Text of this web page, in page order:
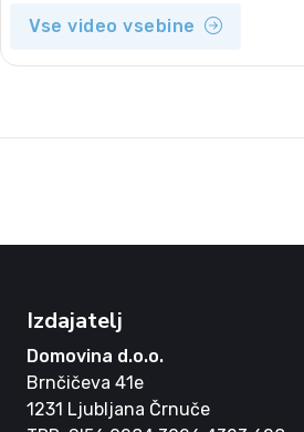
Vse video vsebine
Izdajatelj
Domovina d.o.o.
Brnčičeva 41e
1231 Ljubljana Črnuče